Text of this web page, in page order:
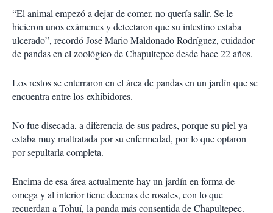
“El animal empezó a dejar de comer, no quería salir. Se le
hicieron unos exámenes y detectaron que su intestino estaba
ulcerado”, recordó José Mario Maldonado Rodríguez, cuidador
de pandas en el zoológico de Chapultepec desde hace 22 años.
Los restos se enterraron en el área de pandas en un jardín que se
encuentra entre los exhibidores.
No fue disecada, a diferencia de sus padres, porque su piel ya
estaba muy maltratada por su enfermedad, por lo que optaron
por sepultarla completa.
Encima de esa área actualmente hay un jardín en forma de
omega y al interior tiene decenas de rosales, con lo que
recuerdan a Tohuí, la panda más consentida de Chapultepec.